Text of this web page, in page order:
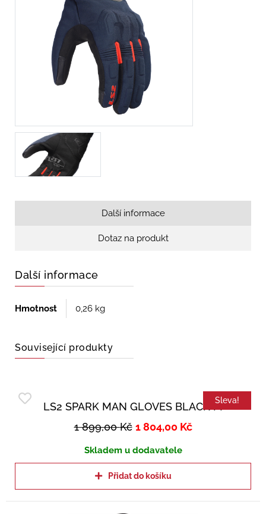
Další informace
Dotaz na produkt
Další informace
Hmotnost 0,26 kg
Související produkty
Sleva!
LS2 SPARK MAN GLOVES BLACK M
1 899,00Kč 1 804,00 Kč
Skladem u dodavatele
Přidat do košíku